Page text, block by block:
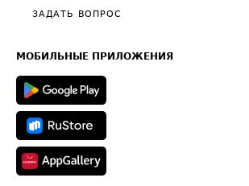
Общие положения
Полезное по перевозкам
Техническая информация
ЗАДАТЬ ВОПРОС
МОБИЛЬНЫЕ ПРИЛОЖЕНИЯ